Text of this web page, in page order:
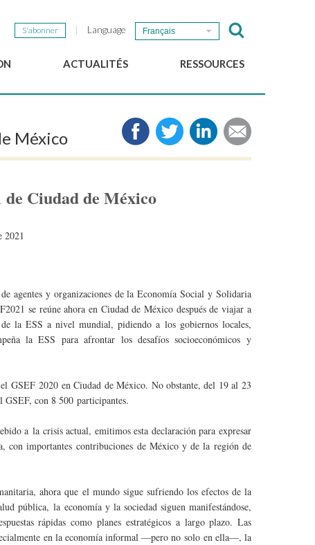
S'abonner Language Français
ACTUALITÉS
Newsletter du GSEF
RESSOURCES
Médias
Liens
Téléchargez notre plaquette
México
Ciudad de México
2021
agentes y organizaciones de la Economía Social y Solidaria
se reúne ahora en Ciudad de México después de viajar a
la ESS a nivel mundial, pidiendo a los gobiernos locales,
la ESS para afrontar los desafíos socioeconómicos y
GSEF 2020 en Ciudad de México. No obstante, del 19 al 23
con 8 500 participantes.
a la crisis actual, emitimos esta declaración para expresar
con importantes contribuciones de México y de la región de
ahora que el mundo sigue sufriendo los efectos de la
pública, la economía y la sociedad siguen manifestándose,
rápidas como planes estratégicos a largo plazo. Las
en la economía informal —pero no solo en ella—, la